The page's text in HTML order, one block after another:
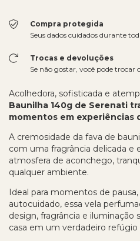
Compra protegida
Seus dados cuidados durante
Trocas e devoluções
Se não gostar, você pode trocar
Acolhedora, sofisticada e
Baunilha 140g de Serenati
momentos em
A cremosidade da fava de
com uma fragrância delicada e
atmosfera de aconchego,
qualquer ambiente.
Ideal para momentos de
autocuidado, essa vela
design, fragrância e iluminação
casa em um verdadeiro refúgio